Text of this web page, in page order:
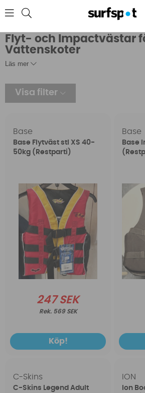
Flyt- och Impactvästar
Vattenskoter
Läs mer
Visa filter
Base
Base Flytväst stl XS 40-
50kg (Restparti)
247 SEK
569 SEK
Köp!
Base
Base
C-Skins
C-Skins Legend Adult
ION
Ion